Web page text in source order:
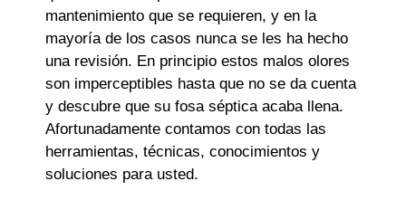
mantenimiento que se requieren, y en la
mayoría de los casos nunca se les ha hecho
una revisión. En principio estos malos olores
son imperceptibles hasta que no se da cuenta
y descubre que su fosa séptica acaba llena.
Afortunadamente contamos con todas las
herramientas, técnicas, conocimientos y
soluciones para usted.